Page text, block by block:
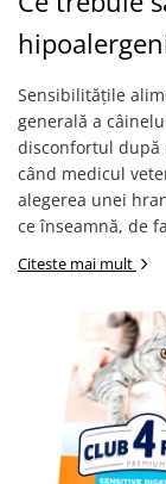
Sensibilitățile
generală a
disconfortul după
când medicul
alegerea unei
ce înseamnă, de
Citeste mai mult